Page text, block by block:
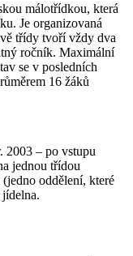
málotřídkou, která
Je organizovaná
třídy tvoří vždy dva
ročník. Maximální
se v posledních
16 žáků
2003 – po vstupu
jednou třídou
oddělení, které
a školní jídelna.